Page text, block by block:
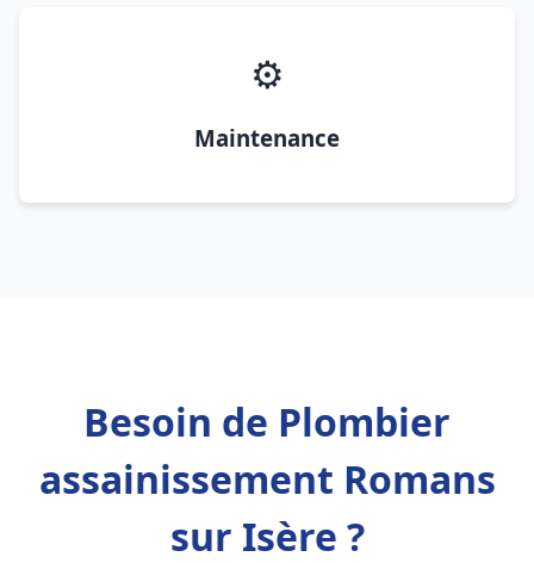
⚙️
Maintenance
Besoin de Plombier
assainissement Romans
sur Isère ?